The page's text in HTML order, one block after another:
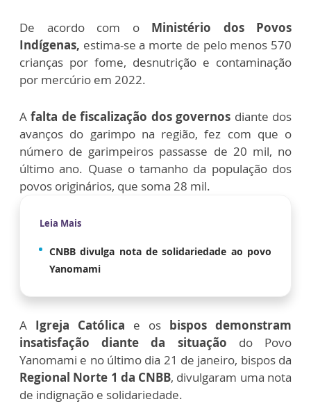
De acordo com o Ministério dos Povos
Indígenas, estima-se a morte de pelo menos 570
crianças por fome, desnutrição e contaminação
por mercúrio em 2022.
Afalta de fiscalização dos governos diante dos
avanços do garimpo na região, fez com que o
número de garimpeiros passasse de 20 mil, no
último ano. Quase o tamanho da população dos
povos originários, que soma 28 mil.
Leia Mais
CNBB divulga nota de solidariedade ao povo
Yanomami
A Igreja Católica e os bispos demonstram
insatisfação diante da situação do Povo
Yanomami e no último dia 21 de janeiro, bispos da
Regional Norte 1 da CNBB, divulgaram uma nota
de indignação e solidariedade.